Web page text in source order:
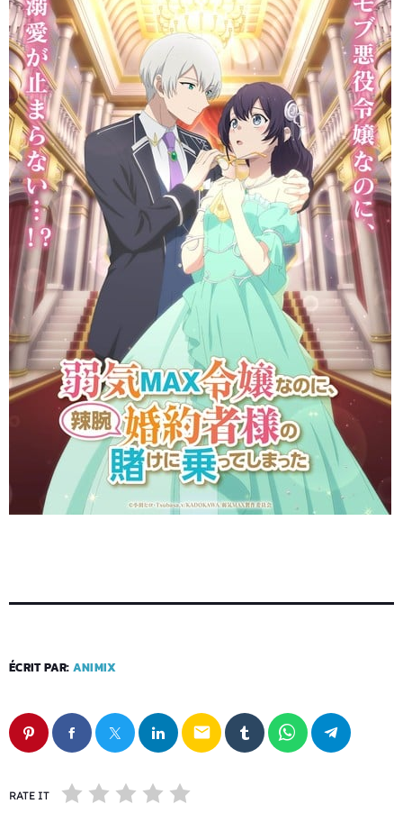
ÉCRIT PAR: ANIMIX
email
RATE IT